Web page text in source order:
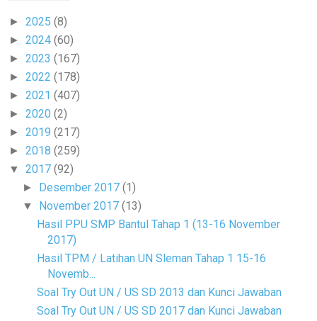
► 2025 (8)
► 2024 (60)
► 2023 (167)
► 2022 (178)
► 2021 (407)
► 2020 (2)
► 2019 (217)
► 2018 (259)
▼ 2017 (92)
► Desember 2017(1)
▼ November 2017(13)
Hasil PPU SMP Bantul Tahap 1 (13-16 November
2017)
Hasil TPM / Latihan UN Sleman Tahap 1 15-16
Novemb...
Soal Try Out UN / US SD 2013 dan Kunci Jawaban
Soal Try Out UN / US SD 2017 dan Kunci Jawaban